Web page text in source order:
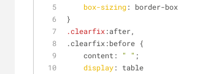
box-sizing: border-box
}
.clearfix:after,
.clearfix:before {
    content:
" " ;
display: table